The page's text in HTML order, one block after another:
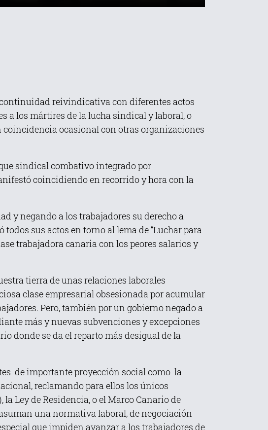
reivindicativa con diferentes actos
a los mártires de la lucha sindical y laboral, o
coincidencia ocasional con otras organizaciones
sindical combativo integrado por
coincidiendo en recorrido y hora con la
y negando a los trabajadores su derecho a
sus actos en torno al lema de “Luchar para
trabajadora canaria con los peores salarios y
tierra de unas relaciones laborales
clase empresarial obsesionada por acumular
Pero, también por un gobierno negado a
más y nuevas subvenciones y excepciones
donde se da el reparto más desigual de la
de importante proyección social como la
reclamando para ellos los únicos
Ley de Residencia, o el Marco Canario de
una normativa laboral, de negociación
que impiden avanzar a los trabajadores de